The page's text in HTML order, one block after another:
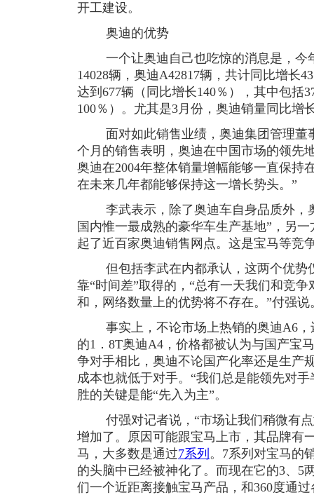
开工建设。
奥迪的优势
一个让奥迪自己也吃惊的消息是，今
14028辆，奥迪A42817辆，共计同比增长
达到677辆（同比增长140％），其中包括
100％）。尤其是3月份，奥迪销量同比增
面对如此销售业绩，奥迪集团管理董
个月的销售表明，奥迪在中国市场的领先
奥迪在2004年整体销量增幅能够一直保持
在未来几年都能够保持这一增长势头。”
李武表示，除了奥迪车自身品质外，
国内惟一最成熟的豪华车生产基地”，另
起了近百家奥迪销售网点。这是宝马等竞
但包括李武在内都承认，这两个优势
靠“时间差”取得的，“总有一天我们和竞
和，网络数量上的优势将不存在。”付强说
事实上，不论市场上热销的奥迪A6，
的1．8T奥迪A4，价格都被认为与国产宝
争对手相比，奥迪不论国产化率还是生产
成本也就低于对手。“我们总是能领先对
胜的关键是能“先入为主”。
付强对记者说，“市场让我们稍微有点
增加了。原因可能跟宝马上市，其品牌有
马，大多数是通过7系列 。7系列对宝马的
的头脑中已经被神化了。而现在它的3、5
们一个近距离接触宝马产品，和360度通